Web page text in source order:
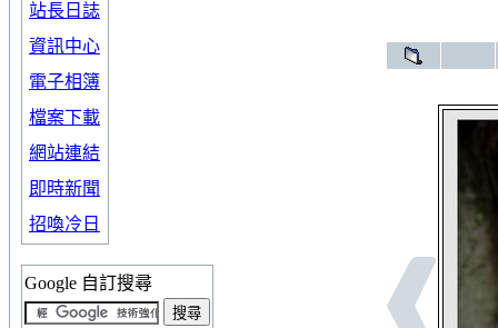
站長日誌
資訊中心
電子相簿
檔案下載
網站連結
即時新聞
招喚冷日
Google 自訂搜尋